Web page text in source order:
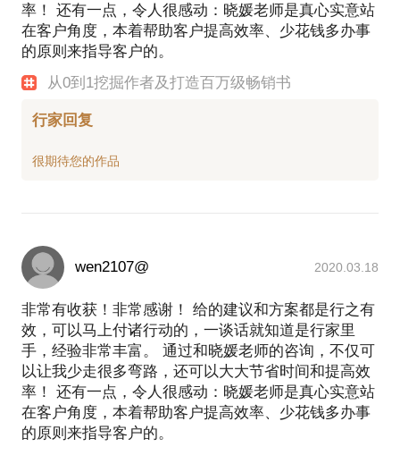
率！ 还有一点，令人很感动：晓媛老师是真心实意站
在客户角度，本着帮助客户提高效率、少花钱多办事
的原则来指导客户的。
从0到1挖掘作者及打造百万级畅销书
行家回复
wen2107@ 2020.03.18
非常有收获！非常感谢！ 给的建议和方案都是行之有
效，可以马上付诸行动的，一谈话就知道是行家里
手，经验非常丰富。 通过和晓媛老师的咨询，不仅可
以让我少走很多弯路，还可以大大节省时间和提高效
率！ 还有一点，令人很感动：晓媛老师是真心实意站
在客户角度，本着帮助客户提高效率、少花钱多办事
的原则来指导客户的。